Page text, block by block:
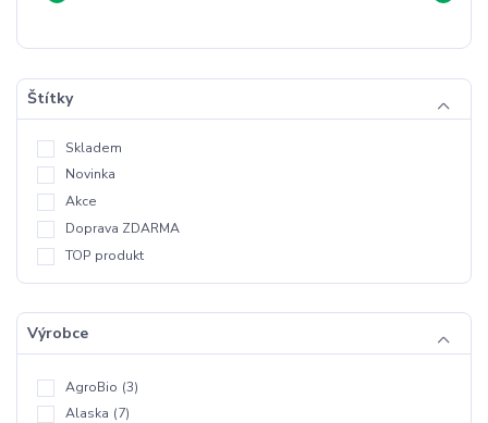
Štítky
Skladem
Novinka
Akce
Doprava ZDARMA
TOP produkt
Výrobce
AgroBio (3)
Alaska (7)